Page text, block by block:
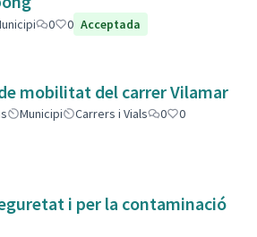
0 0 Acceptada
mobilitat del carrer Vilamar
Municipi Carrers i Vials 0
0
i per la contaminació